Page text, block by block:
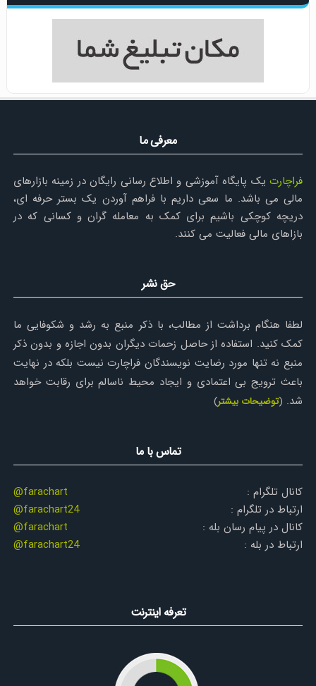
معرفی ما
فراچارتیک پایگاه آموزشی و اطلاع رسانی رایگان در زمینه بازارهای
مالی می باشد. ما سعی داریم با فراهم آوردن یک بستر حرفه ای،
دریچه کوچکی باشیم برای کمک به معامله گران و کسانی که در
بازاهای مالی فعالیت می کنند.
حق نشر
لطفا هنگام برداشت از مطالب، با ذکر منبع به رشد و شکوفایی ما
کمک کنید. استفاده از حاصل زحمات دیگران بدون اجازه و بدون ذکر
منبع نه تنها مورد رضایت نویسندگان فراچارت نیست بلکه در نهایت
باعث ترویج بی اعتمادی و ایجاد محیط ناسالم برای رقابت خواهد
شد. (توضیحات بیشتر)
تماس با ما
کانال تلگرام :
@farachart
ارتباط در تلگرام :
@farachart24
کانال در پیام رسان بله :
@farachart
ارتباط در بله :
@farachart24
تعرفه اینترنت